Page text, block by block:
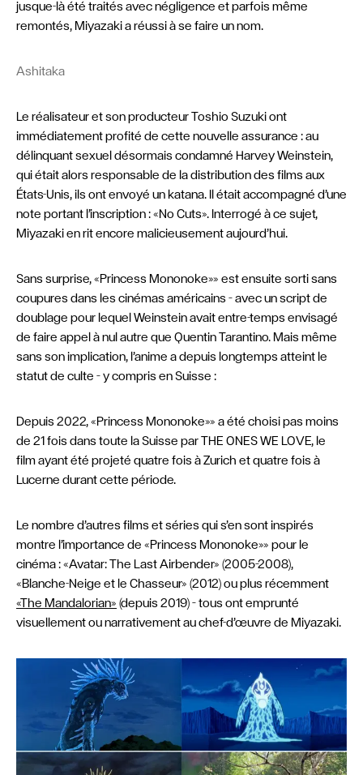
jusque-là été traités avec négligence et parfois même
remontés, Miyazaki a réussi à se faire un nom.
Ashitaka
Le réalisateur et son producteur Toshio Suzuki ont
immédiatement profité de cette nouvelle assurance : au
délinquant sexuel désormais condamné Harvey Weinstein,
qui était alors responsable de la distribution des films aux
États-Unis, ils ont envoyé un katana. Il était accompagné d’une
note portant l’inscription : «No Cuts». Interrogé à ce sujet,
Miyazaki en rit encore malicieusement aujourd’hui.
Sans surprise, «Princess Mononoke»» est ensuite sorti sans
coupures dans les cinémas américains – avec un script de
doublage pour lequel Weinstein avait entre-temps envisagé
de faire appel à nul autre que Quentin Tarantino. Mais même
sans son implication, l’anime a depuis longtemps atteint le
statut de culte – y compris en Suisse :
Depuis 2022, «Princess Mononoke»» a été choisi pas moins
de 21 fois dans toute la Suisse par THE ONES WE LOVE, le
film ayant été projeté quatre fois à Zurich et quatre fois à
Lucerne durant cette période.
Le nombre d’autres films et séries qui s’en sont inspirés
montre l’importance de «Princess Mononoke»» pour le
cinéma : «Avatar: The Last Airbender» (2005–2008),
«Blanche-Neige et le Chasseur» (2012) ou plus récemment
«The Mandalorian» (depuis 2019) – tous ont emprunté
visuellement ou narrativement au chef-d’œuvre de Miyazaki.